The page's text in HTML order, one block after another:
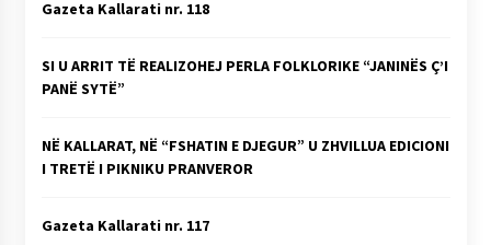
Gazeta Kallarati nr. 118
SI U ARRIT TË REALIZOHEJ PERLA FOLKLORIKE “JANINËS Ç’I
PANË SYTË”
NË KALLARAT, NË “FSHATIN E DJEGUR” U ZHVILLUA EDICIONI
I TRETË I PIKNIKU PRANVEROR
Gazeta Kallarati nr. 117